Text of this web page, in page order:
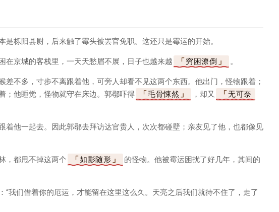
栎阳县尉，后来触了霉头被罢官免职。这还只是霉运的开始。
在京城的客栈里，一天天愁眉不展，日子也越来越 穷困潦倒 。
不多，寸步不离跟着他，可旁人却看不见这两个东西。他出门，怪物跟着；
；他睡觉，怪物就守在床边。郭鄩吓得
毛骨悚然 ，却又
无可奈
着他一起去。因此郭鄩去拜访达官贵人，次次都碰壁；亲友见了他，也都像见
，都甩不掉这两个 如影随形
的怪物。他被霉运困扰了好几年，其间的
我们借着你的厄运，才能留在这里这么久。天亮之后我们就待不住了，走了